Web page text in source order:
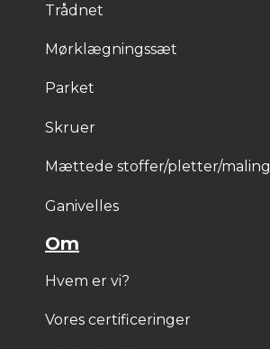
Trådnet
Mørklægningssæt
Parket
Skruer
Mættede stoffer/pletter/maling
Ganivelles
Om
Hvem er vi?
Vores certificeringer